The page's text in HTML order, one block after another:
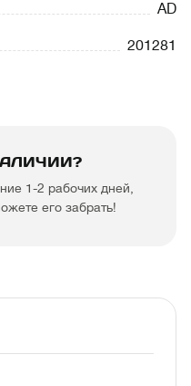
AD
201281
1-2 рабочих дней,
его забрать!